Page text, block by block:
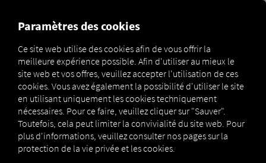
Glossar Was sind Tachographendaten?
DONNÉES DU
TACHYGRAPHE
Paramètres des cookies
Ce site web utilise des cookies afin de vous offrir la
meilleure expérience possible. Afin d'utiliser au mieux le
site web et vos offres, veuillez accepter l'utilisation de ces
cookies. Vous avez également la possibilité d'utiliser le site
en utilisant uniquement les cookies techniquement
nécessaires. Pour ce faire, veuillez cliquer sur "Sauver".
Toutefois, cela peut limiter la convivialité du site web. Pour
plus d'informations, veuillez consulter nos pages sur la
protection de la vie privée et les cookies.